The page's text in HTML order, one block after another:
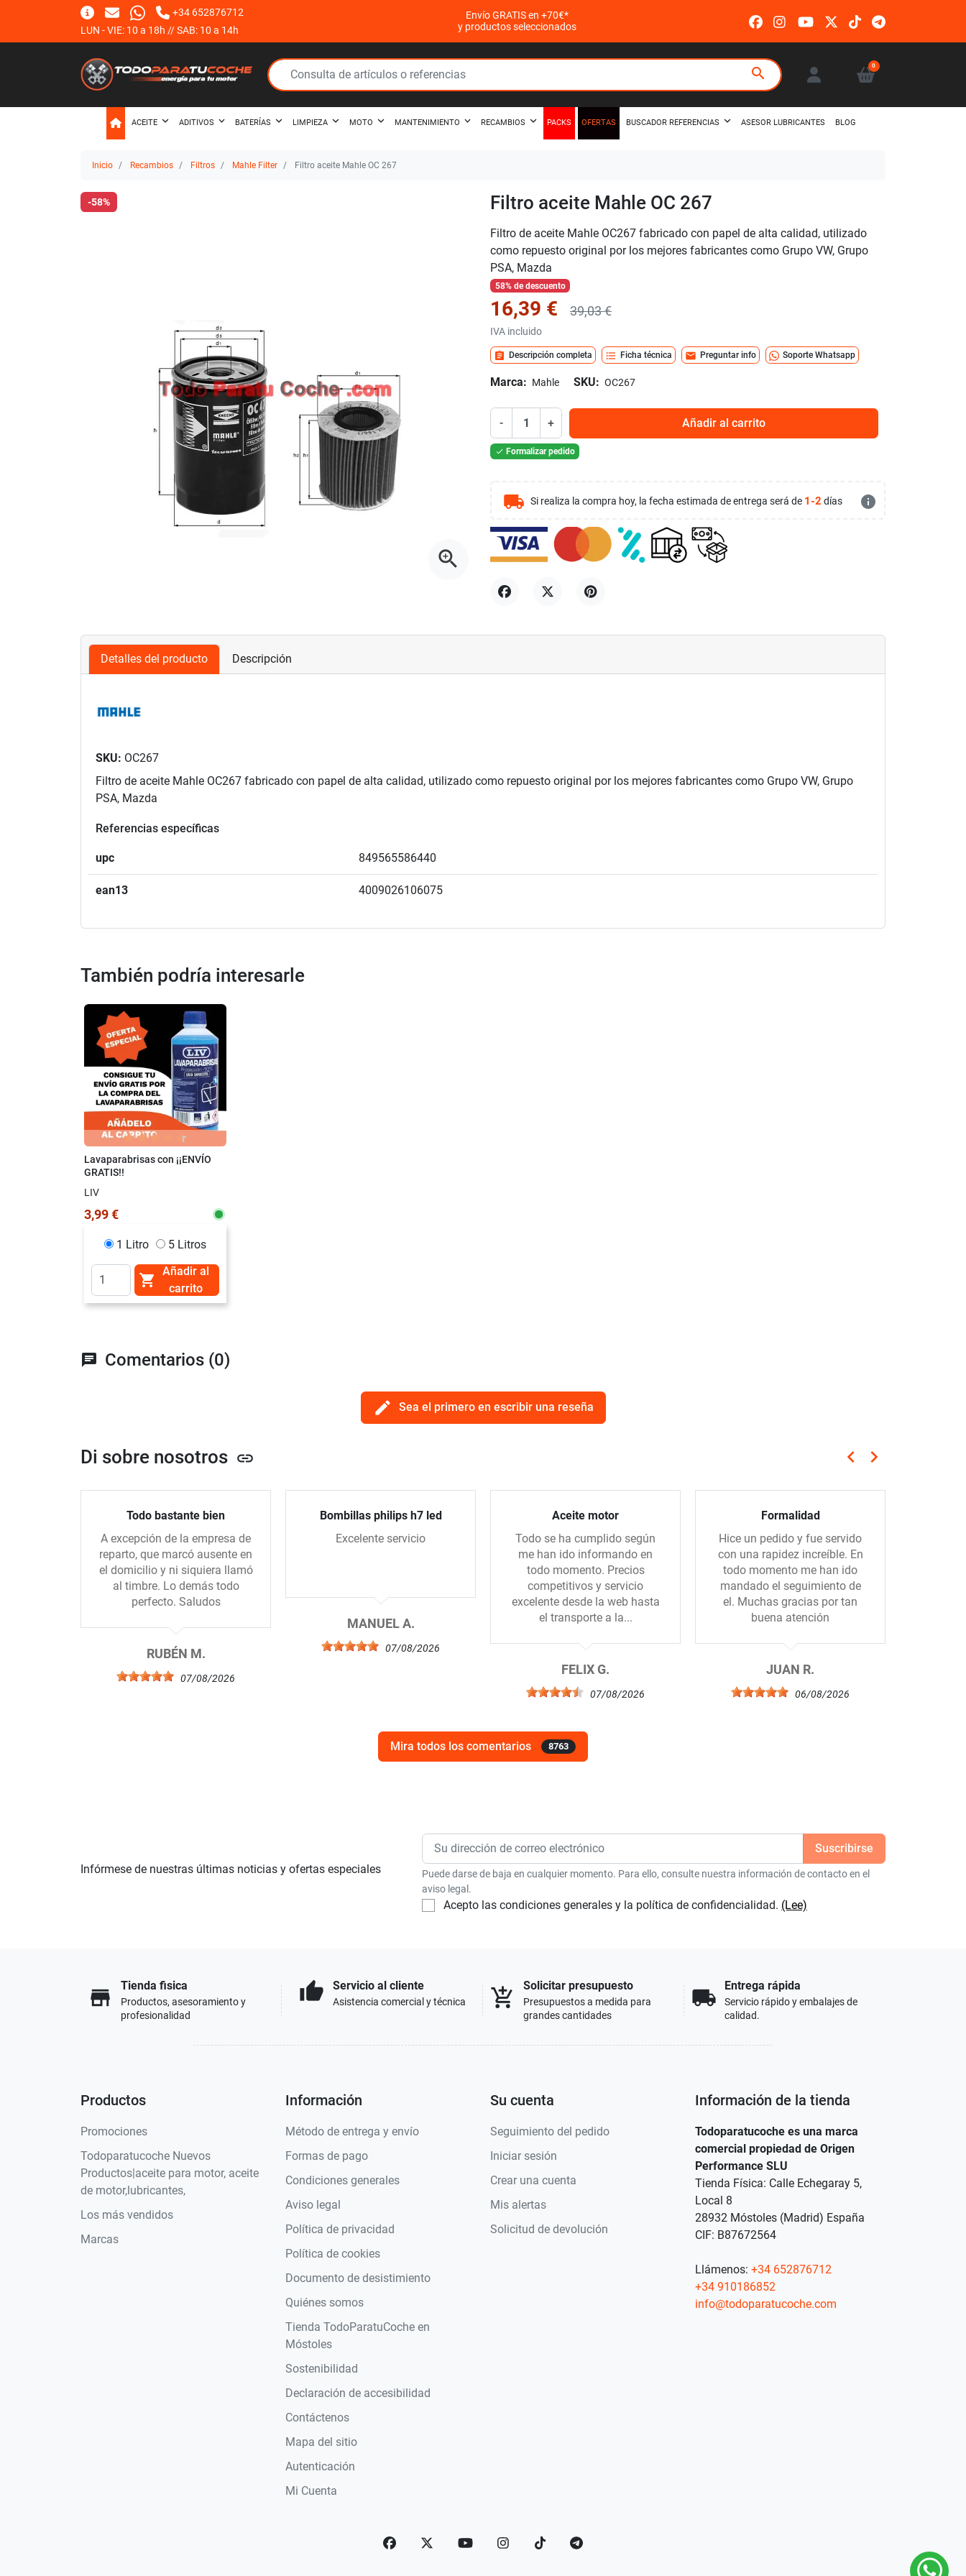
+34 652876712
LUN - VIE: 10 a 18h // SAB: 10 a 14h
Envío GRATIS en +70€*
y productos seleccionados
search 0
ACEITE ADITIVOS BATERÍAS LIMPIEZA MOTO MANTENIMIENTO RECAMBIOS PACKS OFERTAS BUSCADOR REFERENCIAS ASESOR LUBRICANTES BLOG
Inicio Recambios Filtros Mahle Filter Filtro aceite Mahle OC 267
-58%
zoom_in
Filtro aceite Mahle OC 267
Filtro de aceite Mahle OC267 fabricado con papel de alta calidad, utilizado
como repuesto original por los mejores fabricantes como Grupo VW, Grupo
PSA, Mazda
58% de descuento
16,39 € 39,03 €
IVA incluido
assignment Descripción completa format_list_bulleted Ficha técnica mail Preguntar info Soporte Whatsapp
Marca: Mahle SKU: OC267
- + Añadir al carrito
 Formalizar pedido
local_shipping Si realiza la compra hoy, la fecha estimada de entrega será de 1-2 días info
Detalles del producto Descripción
SKU: OC267
Filtro de aceite Mahle OC267 fabricado con papel de alta calidad, utilizado como repuesto original por los mejores fabricantes como Grupo VW, Grupo
PSA, Mazda
Referencias específicas
upc 849565586440
ean13 4009026106075
También podría interesarle
Lavaparabrisas con ¡¡ENVÍO
GRATIS!!
LIV
3,99 €
1 Litro 5 Litros

Añadir al
carrito
chat Comentarios (0)
edit Sea el primero en escribir una reseña
Di sobre nosotros link Anterior
keyboard_arrow_left Siguiente
keyboard_arrow_right
Todo bastante bien
A excepción de la empresa de
reparto, que marcó ausente en
el domicilio y ni siquiera llamó
al timbre. Lo demás todo
perfecto. Saludos
RUBÉN M.
07/08/2026
Bombillas philips h7 led
Excelente servicio
MANUEL A.
07/08/2026
Aceite motor
Todo se ha cumplido según
me han ido informando en
todo momento. Precios
competitivos y servicio
excelente desde la web hasta
el transporte a la...
FELIX G.
07/08/2026
Formalidad
Hice un pedido y fue servido
con una rapidez increíble. En
todo momento me han ido
mandado el seguimiento de
el. Muchas gracias por tan
buena atención
JUAN R.
06/08/2026
Mira todos los comentarios 8763
Infórmese de nuestras últimas noticias y ofertas especiales
Puede darse de baja en cualquier momento. Para ello, consulte nuestra información de contacto en el
aviso legal.
Acepto las condiciones generales y la política de confidencialidad. (Lee)
store
Tienda fisica
Productos, asesoramiento y
profesionalidad
thumb_up Servicio al cliente
Asistencia comercial y técnica add_shopping_cart
Solicitar presupuesto
Presupuestos a medida para
grandes cantidades
local_shipping
Entrega rápida
Servicio rápido y embalajes de
calidad.
Productos
Promociones
Todoparatucoche Nuevos
Productos|aceite para motor, aceite
de motor,lubricantes,
Los más vendidos
Marcas
Información
Método de entrega y envío
Formas de pago
Condiciones generales
Aviso legal
Política de privacidad
Política de cookies
Documento de desistimiento
Quiénes somos
Tienda TodoParatuCoche en
Móstoles
Sostenibilidad
Declaración de accesibilidad
Contáctenos
Mapa del sitio
Autenticación
Mi Cuenta
Su cuenta
Seguimiento del pedido
Iniciar sesión
Crear una cuenta
Mis alertas
Solicitud de devolución
Información de la tienda
Todoparatucoche es una marca
comercial propiedad de Origen
Performance SLU
Tienda Física: Calle Echegaray 5,
Local 8
28932 Móstoles (Madrid) España
CIF: B87672564
Llámenos: +34 652876712
+34 910186852
info@todoparatucoche.com